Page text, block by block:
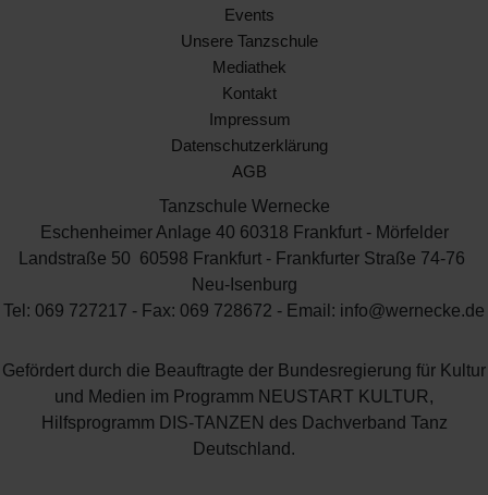
Events
Unsere Tanzschule
Mediathek
Kontakt
Impressum
Datenschutzerklärung
AGB
Tanzschule Wernecke
Eschenheimer Anlage 40 60318 Frankfurt - Mörfelder
Landstraße 50 60598 Frankfurt - Frankfurter Straße 74-76
Neu-Isenburg
Tel: 069 727217 - Fax: 069 728672 - Email: info@wernecke.de
Gefördert durch die Beauftragte der Bundesregierung für Kultur
und Medien im Programm NEUSTART KULTUR,
Hilfsprogramm DIS-TANZEN des Dachverband Tanz
Deutschland.